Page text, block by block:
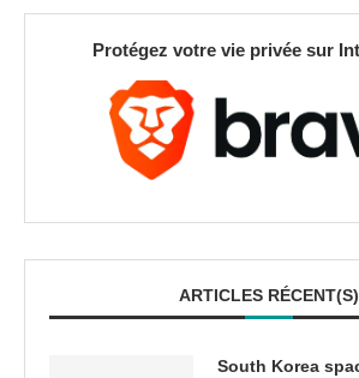
Protégez votre vie privée sur
ARTICLES RÉCENT(S)
South Korea